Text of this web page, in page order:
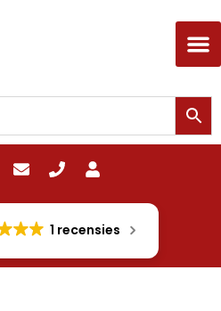
1 recensies